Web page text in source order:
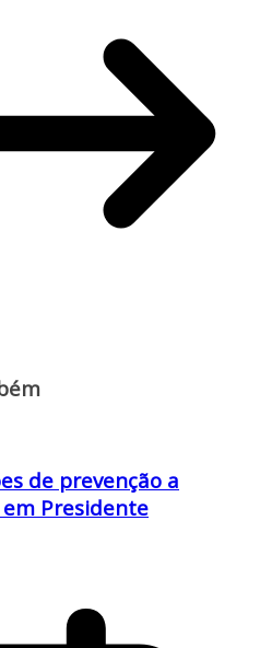
de prevenção a
Presidente